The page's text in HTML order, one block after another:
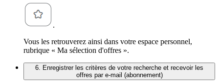
.
Vous les retrouverez ainsi dans votre espace personnel,
rubrique « Ma sélection d'offres ».
6. Enregistrer les critères de votre recherche et recevoir les
offres par e-mail (abonnement)